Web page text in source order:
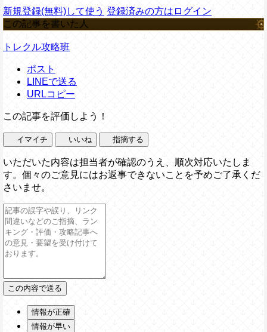
新規登録(無料)して使う 登録済みの方はログイン
この記事を書いた人
トレクル攻略班
ポスト
LINEで送る
URLコピー
この記事を評価しよう！
イマイチ いいね 指摘する
いただいた内容は担当者が確認のうえ、順次対応いたしま
す。個々のご意見にはお返事できないことを予めご了承くだ
さいませ。
情報が正確
情報が早い